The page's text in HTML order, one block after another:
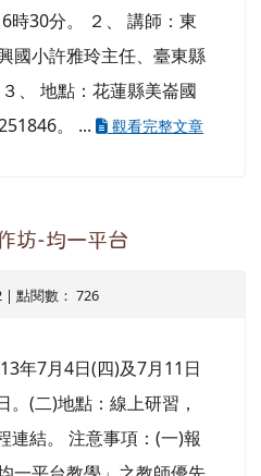
時30分。 ２、 講師：東
國小許雅玲主任、臺東縣
、 地點：花蓮縣美崙國
。 ...
觀看完整文章
坊-均一平台
| 點閱數： 726
年7月4日(四)及7月11日
(二)地點：線上研習，
連結。 注意事項：(一)報